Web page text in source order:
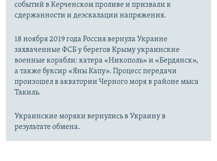
событий в Керченском проливе и призвали к
сдержанности и деэскалации напряжения.
18 ноября 2019 года Россия вернула Украине
захваченные ФСБ у берегов Крыму украинские
военные корабли: катера «Никополь» и «Бердянск»,
а также буксир «Яны Капу». Процесс передачи
произошел в акватории Черного моря в районе мыса
Такиль.
Украинские моряки вернулись в Украину в
результате обмена.